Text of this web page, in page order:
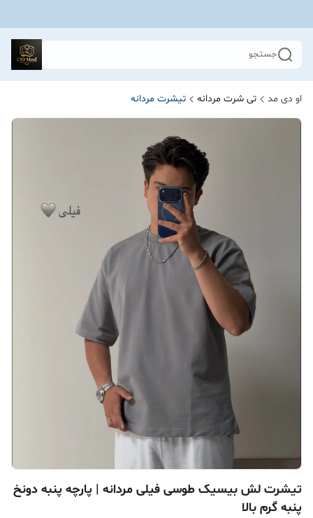
جستجو
او دی مد تی شرت مردانه تیشرت مردانه
تیشرت لش بیسیک طوسی فیلی مردانه | پارچه پنبه دونخ
پنبه گرم بالا